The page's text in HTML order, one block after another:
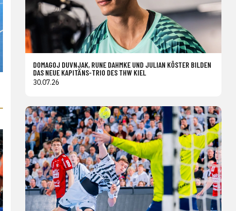
DOMAGOJ DUVNJAK, RUNE DAHMKE UND JULIAN KÖSTER BILDEN
DAS NEUE KAPITÄNS-TRIO DES THW KIEL
30.07.26